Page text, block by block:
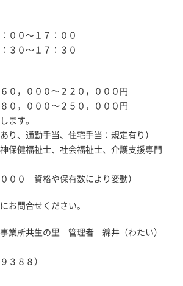
００～１７：００
３０～１７：３０
０，０００～２２０，０００円
０，０００～２５０，０００円
ます。
り、通勤手当、住宅手当：規定有り）
保健福祉士、社会福祉士、介護支援専門
００ 資格や保有数により変動）
お問合せください。
業所共生の里 管理者 綿井（わたい）
３８８）